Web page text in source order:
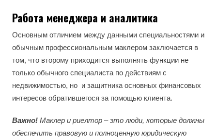
Работа менеджера и аналитика
Основным отличием между данными специальностями и
обычным профессиональным маклером заключается в
том, что второму приходится выполнять функции не
только обычного специалиста по действиям с
недвижимостью, но и защитника основных финансовых
интересов обратившегося за помощью клиента.
Важно! Маклер и риелтор – это люди, которые должны
обеспечить правовую и полноценную юридическую